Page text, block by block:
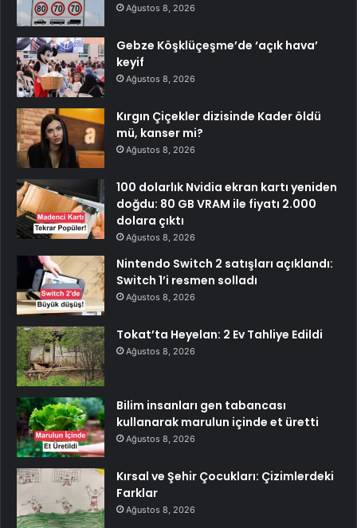
Ağustos 8, 2026
Gebze Köşklüçeşme’de ‘açık hava’
keyif
Ağustos 8, 2026
Kırgın Çiçekler dizisinde Kader öldü
mü, kanser mi?
Ağustos 8, 2026
100 dolarlık Nvidia ekran kartı yeniden
doğdu: 80 GB VRAM ile fiyatı 2.000
dolara çıktı
Ağustos 8, 2026
Nintendo Switch 2 satışları açıklandı:
Switch 1’i resmen solladı
Ağustos 8, 2026
Tokat’ta Heyelan: 2 Ev Tahliye Edildi
Ağustos 8, 2026
Bilim insanları gen tabancası
kullanarak marulun içinde et üretti
Ağustos 8, 2026
Kırsal ve Şehir Çocukları: Çizimlerdeki
Farklar
Ağustos 8, 2026